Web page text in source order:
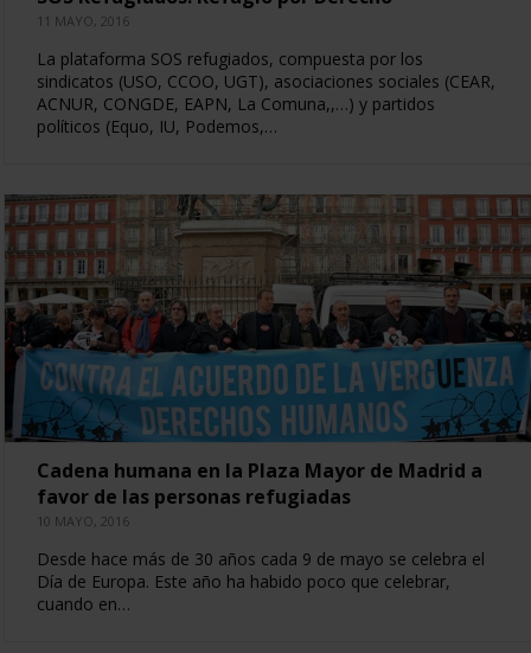
11 MAYO, 2016
La plataforma SOS refugiados, compuesta por los
sindicatos (USO, CCOO, UGT), asociaciones sociales (CEAR,
ACNUR, CONGDE, EAPN, La Comuna,,…) y partidos
políticos (Equo, IU, Podemos,…
Cadena humana en la Plaza Mayor de Madrid a
favor de las personas refugiadas
10 MAYO, 2016
Desde hace más de 30 años cada 9 de mayo se celebra el
Día de Europa. Este año ha habido poco que celebrar,
cuando en…